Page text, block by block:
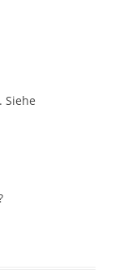
Siehe